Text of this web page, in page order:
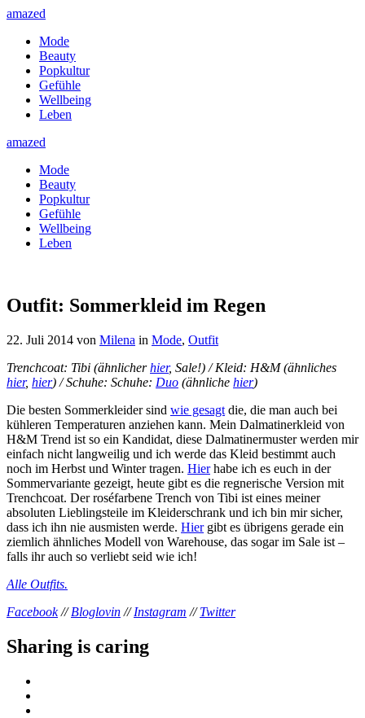
amazed
Mode
Beauty
Popkultur
Gefühle
Wellbeing
Leben
amazed
Mode
Beauty
Popkultur
Gefühle
Wellbeing
Leben
Outfit: Sommerkleid im Regen
22. Juli 2014 von Milena in Mode, Outfit
Trenchcoat: Tibi (ähnlicherhier, Sale!) / Kleid: H&M (ähnliches
hier, hier) / Schuhe: Schuhe: Duo (ähnliche hier)
Die besten Sommerkleider sind wie gesagt die, die man auch bei
kühleren Temperaturen anziehen kann. Mein Dalmatinerkleid von
H&M Trend ist so ein Kandidat, diese Dalmatinermuster werden mir
einfach nicht langweilig und ich werde das Kleid bestimmt auch
noch im Herbst und Winter tragen. Hierhabe ich es euch in der
Sommervariante gezeigt, heute gibt es die regnerische Version mit
Trenchcoat. Der roséfarbene Trench von Tibi ist eines meiner
absoluten Lieblingsteile im Kleiderschrank und ich bin mir sicher,
dass ich ihn nie ausmisten werde. Hiergibt es übrigens gerade ein
ziemlich ähnliches Modell von Warehouse, das sogar im Sale ist –
falls ihr auch so verliebt seid wie ich!
Alle Outfits.
Facebook//Bloglovin //Instagram //Twitter
Sharing is caring